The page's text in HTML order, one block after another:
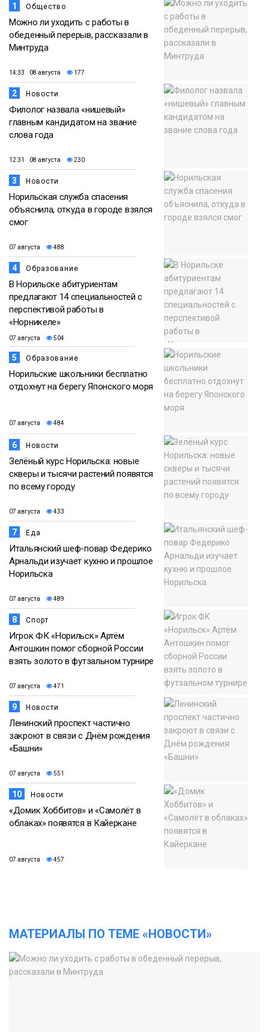
1 Общество
Можно ли уходить с работы в
обеденный перерыв, рассказали в
Минтруда
14:33 08 августа 177
2 Новости
Филолог назвала «нишевый»
главным кандидатом на звание
слова года
12:31 08 августа 230
3 Новости
Норильская служба спасения
объяснила, откуда в городе взялся
смог
07 августа 488
4 Образование
В Норильске абитуриентам
предлагают 14 специальностей с
перспективой работы в
«Норникеле»
07 августа 504
5 Образование
Норильские школьники бесплатно
отдохнут на берегу Японского моря
07 августа 484
6 Новости
Зелёный курс Норильска: новые
скверы и тысячи растений появятся
по всему городу
07 августа 433
7 Еда
Итальянский шеф-повар Федерико
Арнальди изучает кухню и прошлое
Норильска
07 августа 489
8 Спорт
Игрок ФК «Норильск» Артём
Антошкин помог сборной России
взять золото в футзальном турнире
07 августа 471
9 Новости
Ленинский проспект частично
закроют в связи с Днём рождения
«Башни»
07 августа 551
10 Новости
«Домик Хоббитов» и «Самолёт в
облаках» появятся в Кайеркане
07 августа 457
МАТЕРИАЛЫ ПО ТЕМЕ «НОВОСТИ»